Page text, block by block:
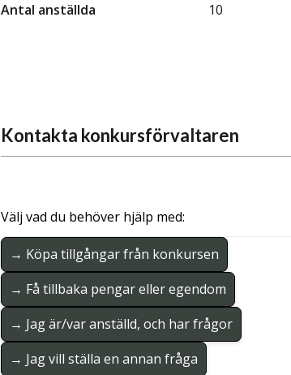
Antal anställda
10
Kontakta konkursförvaltaren
Välj vad du behöver hjälp med:
→ Köpa tillgångar från konkursen
→ Få tillbaka pengar eller egendom
→ Jag är/var anställd, och har frågor
→ Jag vill ställa en annan fråga